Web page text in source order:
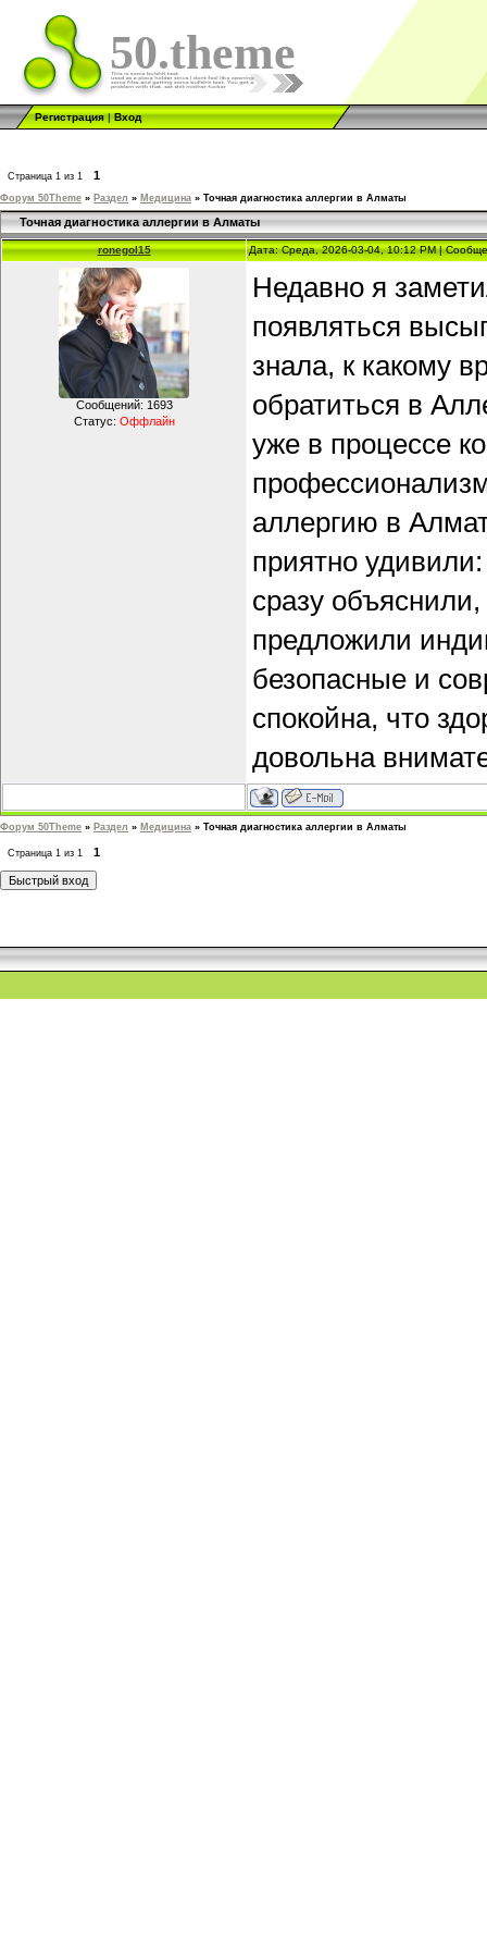
50.theme
Регистрация|Вход
Страница 1 из 1 1
Форум 50Theme » Раздел » Медицина » Точная диагностика аллергии в Алматы
Точная диагностика аллергии в Алматы
ronegol15 Дата: Среда, 2026-03-04, 10:12 PM |
Сообщений: 1693
Статус: Оффлайн
Недавно я
появляться
знала, к какому
обратиться в
уже в процессе
аллергию в
приятно
сразу
предложили
безопасные и
спокойна, что
довольна
Форум 50Theme » Раздел » Медицина » Точная диагностика аллергии в Алматы
Страница 1 из 1 1